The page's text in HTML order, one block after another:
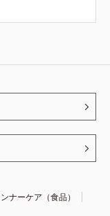
ナーケア（食品）